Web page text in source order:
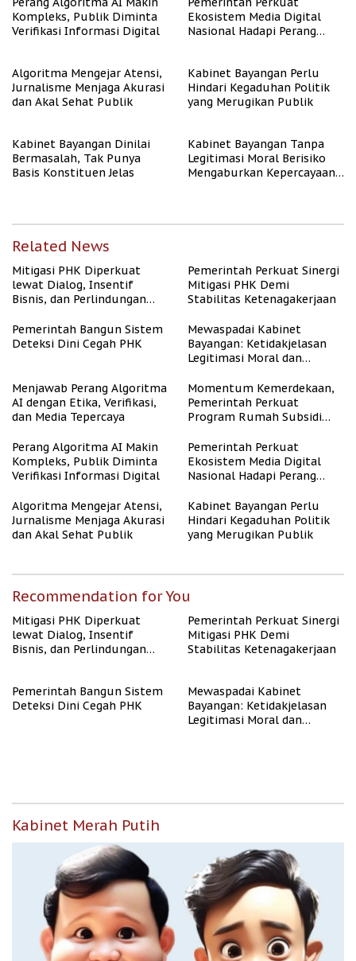
Kompleks, Publik Diminta
Verifikasi Informasi Digital
Ekosistem Media Digital
Nasional Hadapi Perang
Algoritma Mengejar Atensi,
Jurnalisme Menjaga Akurasi
dan Akal Sehat Publik
Kabinet Bayangan Perlu
Hindari Kegaduhan Politik
yang Merugikan Publik
Kabinet Bayangan Dinilai
Bermasalah, Tak Punya
Basis Konstituen Jelas
Kabinet Bayangan Tanpa
Legitimasi Moral Berisiko
Mengaburkan Kepercayaan
Related News
Mitigasi PHK Diperkuat
lewat Dialog, Insentif
Bisnis, dan Perlindungan
Pemerintah Perkuat Sinergi
Mitigasi PHK Demi
Stabilitas Ketenagakerjaan
Pemerintah Bangun Sistem
Deteksi Dini Cegah PHK
Mewaspadai Kabinet
Bayangan: Ketidakjelasan
Legitimasi Moral dan
Menjawab Perang Algoritma
AI dengan Etika, Verifikasi,
dan Media Tepercaya
Momentum Kemerdekaan,
Pemerintah Perkuat
Program Rumah Subsidi
Berpenghasilan Rendah
Perang Algoritma AI Makin
Kompleks, Publik Diminta
Verifikasi Informasi Digital
Pemerintah Perkuat
Ekosistem Media Digital
Nasional Hadapi Perang
Algoritma Mengejar Atensi,
Jurnalisme Menjaga Akurasi
dan Akal Sehat Publik
Kabinet Bayangan Perlu
Hindari Kegaduhan Politik
yang Merugikan Publik
Recommendation for You
Mitigasi PHK Diperkuat
lewat Dialog, Insentif
Bisnis, dan Perlindungan
Pemerintah Perkuat Sinergi
Mitigasi PHK Demi
Stabilitas Ketenagakerjaan
Pemerintah Bangun Sistem
Deteksi Dini Cegah PHK
Mewaspadai Kabinet
Bayangan: Ketidakjelasan
Legitimasi Moral dan
Kabinet Merah Putih